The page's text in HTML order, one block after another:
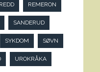
REDD REMERON
SANDERUD
SYKDOM SØVN
UROKRÅKA